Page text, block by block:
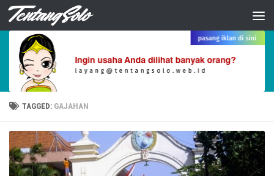
Skip to content
TAGGED: GAJAHAN